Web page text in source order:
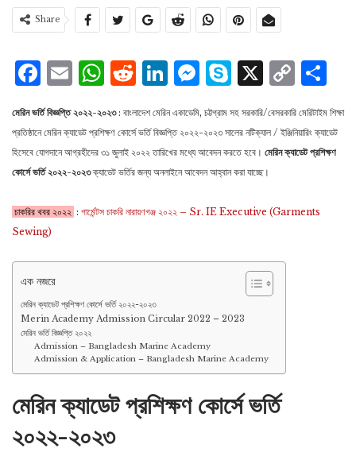
Share
Facebook
Email
WhatsApp
Reddit
LinkedIn
Messenger
Skype
X
মেরিন ভর্তি বিজ্ঞপ্তি ২০২২-২০২৩: বাংলাদেশ মেরিন একাডেমি, চট্টগ্রাম সহ সরকারি/বেসরকারি মেরিটাইম শিক্ষা
প্রতিষ্ঠানে মেরিন ক্যাডেট প্রশিক্ষণ কোর্সে ভর্তি বিজ্ঞপ্তি ২০২২-২০২৩ সালের নটিক্যাল / ইঞ্জিনিয়ারিং ক্যাডেট
হিসেবে যােগদানে আগ্রহীদের ৩১ জুলাই ২০২২ তারিখের মধ্যে আবেদন করতে হবে। মেরিন ক্যাডেট প্রশিক্ষণ
কোর্সে ভর্তি ২০২২-২০২৩ক্যাডেট ভর্তির জন্য অনলাইনে আবেদন আহ্বান করা যাচ্ছে।
চাকরির খবর ২০২২ : গার্মেন্টস চাকরি নারায়ণগঞ্জ ২০২২ – Sr. IE Executive (Garments
Sewing)
এক নজরে
মেরিন ক্যাডেট প্রশিক্ষণ কোর্সে ভর্তি ২০২২-২০২৩
Merin Academy Admission Circular 2022 – 2023
মেরিন ভর্তি বিজ্ঞপ্তি ২০২২
Admission – Bangladesh Marine Academy
Admission & Application – Bangladesh Marine Academy
মেরিন ক্যাডেট প্রশিক্ষণ কোর্সে ভর্তি
২০২২-২০২৩